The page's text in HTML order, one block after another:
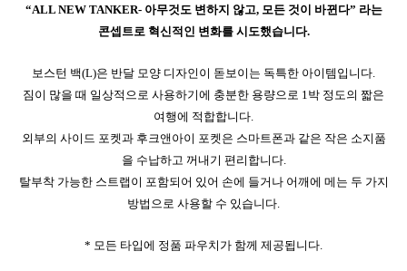
“ALL NEW TANKER- 아무것도 변하지 않고, 모든 것이 바뀐다” 라는
콘셉트로 혁신적인 변화를 시도했습니다.
보스턴 백(L)은 반달 모양 디자인이 돋보이는 독특한 아이템입니다.
짐이 많을 때 일상적으로 사용하기에 충분한 용량으로 1박 정도의 짧은
여행에 적합합니다.
외부의 사이드 포켓과 후크앤아이 포켓은 스마트폰과 같은 작은 소지품
을 수납하고 꺼내기 편리합니다.
탈부착 가능한 스트랩이 포함되어 있어 손에 들거나 어깨에 메는 두 가지
방법으로 사용할 수 있습니다.
* 모든 타입에 정품 파우치가 함께 제공됩니다.